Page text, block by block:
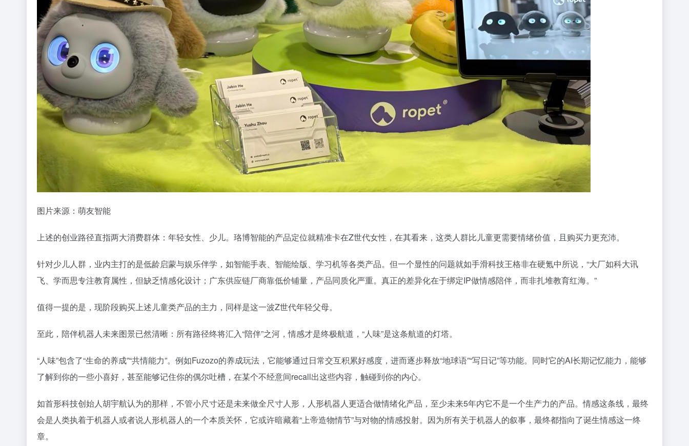
图片来源：萌友智能
上述的创业路径直指两大消费群体：年轻女性、少儿。珞博智能的产品定位就精准卡在Z世代女性，在其看来，这类人群比儿童更需要情绪价值，且购买力更充沛。
针对少儿人群，业内主打的是低龄启蒙与娱乐伴学，如智能手表、智能绘版、学习机等各类产品。但一个显性的问题就如手滑科技王格非在硬氪中所说，“大厂如科大讯
飞、学而思专注教育属性，但缺乏情感化设计；广东供应链厂商靠低价铺量，产品同质化严重。真正的差异化在于绑定IP做情感陪伴，而非扎堆教育红海。”
值得一提的是，现阶段购买上述儿童类产品的主力，同样是这一波Z世代年轻父母。
至此，陪伴机器人未来图景已然清晰：所有路径终将汇入“陪伴”之河，情感才是终极航道，“人味”是这条航道的灯塔。
“人味”包含了“生命的养成”“共情能力”。例如Fuzozo的养成玩法，它能够通过日常交互积累好感度，进而逐步释放“地球语”“写日记”等功能。同时它的AI长期记忆能力，能够
了解到你的一些小喜好，甚至能够记住你的偶尔吐槽，在某个不经意间recall出这些内容，触碰到你的内心。
如首形科技创始人胡宇航认为的那样，不管小尺寸还是未来做全尺寸人形，人形机器人更适合做情绪化产品，至少未来5年内它不是一个生产力的产品。情感这条线，最终
会是人类执着于机器人或者说人形机器人的一个本质关怀，它或许暗藏着“上帝造物情节”与对物的情感投射。因为所有关于机器人的叙事，最终都指向了诞生情感这一终
章。